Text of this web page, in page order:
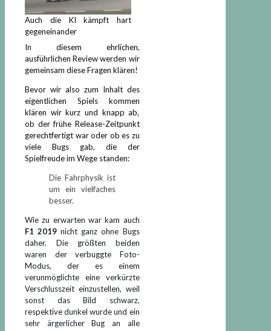
Auch die KI kämpft hart
gegeneinander
In diesem ehrlichen,
ausführlichen Review werden wir
gemeinsam diese Fragen klären!
Bevor wir also zum Inhalt des
eigentlichen Spiels kommen
klären wir kurz und knapp ab,
ob der frühe Release-Zeitpunkt
gerechtfertigt war oder ob es zu
viele Bugs gab, die der
Spielfreude im Wege standen:
Die Fahrphysik ist
um ein vielfaches
besser.
Wie zu erwarten war kam auch
F1 2019 nicht ganz ohne Bugs
daher. Die größten beiden
waren der verbuggte Foto-
Modus, der es einem
verunmöglichte eine verkürzte
Verschlusszeit einzustellen, weil
sonst das Bild schwarz,
respektive dunkel wurde und ein
sehr ärgerlicher Bug an alle